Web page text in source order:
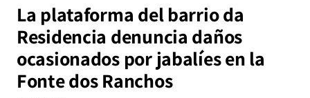
La plataforma del barrio da
Residencia denuncia daños
ocasionados por jabalíes en la
Fonte dos Ranchos